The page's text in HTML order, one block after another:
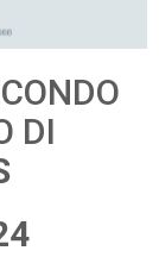
DI